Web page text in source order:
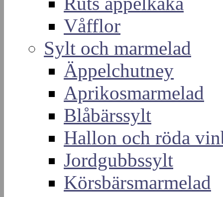
Våfflor
Sylt och marmelad
Äppelchutney
Aprikosmarmelad
Blåbärssylt
Hallon och röda
Jordgubbssylt
Körsbärsmarmelad